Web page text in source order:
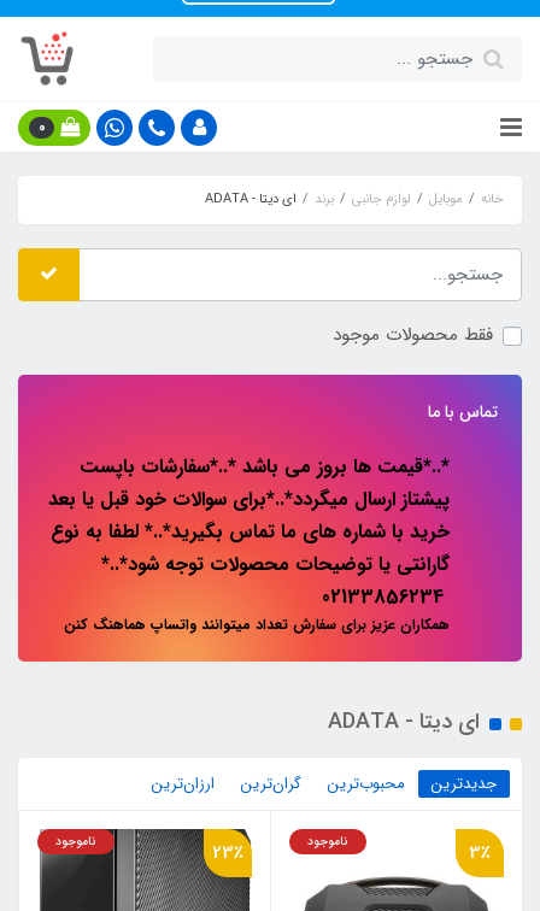
0
خانه موبایل لوازم جانبی برند ای دیتا - ADATA
فقط محصولات موجود
تماس با ما
*..*قیمت ها بروز می باشد *..*سفارشات باپست
پیشتاز ارسال میگردد*..*برای سوالات خود قبل یا بعد
خرید با شماره های ما تماس بگیرید*..* لطفا به نوع
گارانتی یا توضیحات محصولات توجه شود*..*
همکاران عزیز برای سفارش تعداد میتوانند واتساپ هماهنگ کنن
ای دیتا - ADATA
جدیدترین محبوب‌ترین گران‌ترین ارزان‌ترین
3٪ ناموجود 23٪ ناموجود